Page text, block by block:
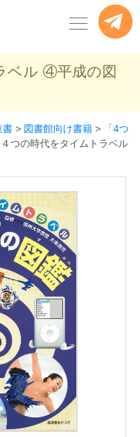
ベル ④平成の図
書> 図書館向け書籍>
「4つ
４つの時代をタイムトラベル